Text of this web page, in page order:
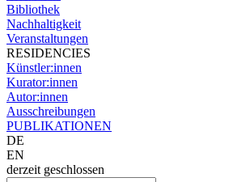
Bibliothek
Nachhaltigkeit
Veranstaltungen
RESIDENCIES
Künstler:innen
Kurator:innen
Autor:innen
Ausschreibungen
PUBLIKATIONEN
DE
EN
derzeit geschlossen